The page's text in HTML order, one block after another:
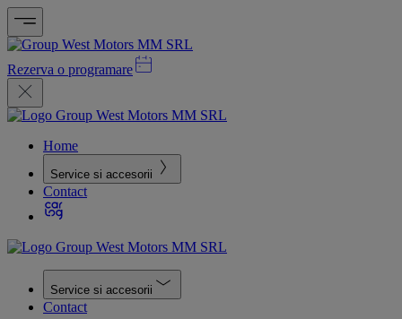
Rezerva o programare
Home
Service si accesorii
Contact
Service si accesorii
Contact